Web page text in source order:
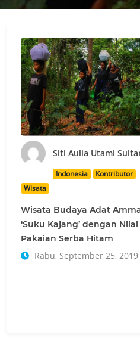
Siti Aulia Utami
Indonesia
Kontributor
Wisata
Wisata Budaya Adat
‘Suku Kajang’ dengan Nilai
Pakaian Serba Hitam
Rabu, September 25,